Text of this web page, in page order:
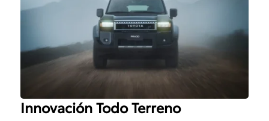
Innovación Todo Terreno